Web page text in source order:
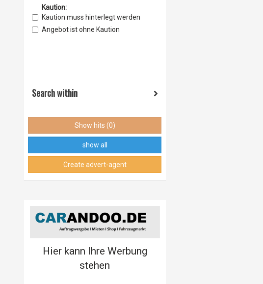
9
10
Kaution:
Kaution muss hinterlegt werden
Angebot ist ohne Kaution
Search within
Show hits (0)
show all
Create advert-agent
Hier kann Ihre Werbung
stehen